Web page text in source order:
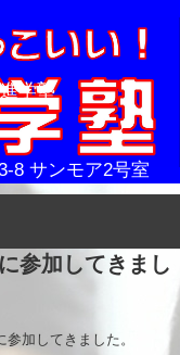
学塾
8 サンモア2号室
参加してきまし
加してきました。